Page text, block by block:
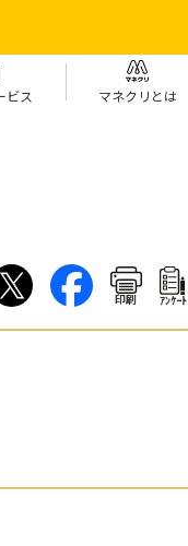
ビス マネクリとは
印刷 ｱﾝｹｰﾄ